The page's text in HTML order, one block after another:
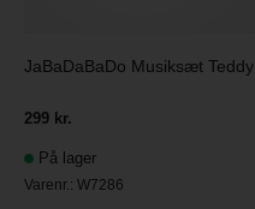
JaBaDaBaDo Musiksæt Teddy
299 kr.
På lager
Varenr.:W7286